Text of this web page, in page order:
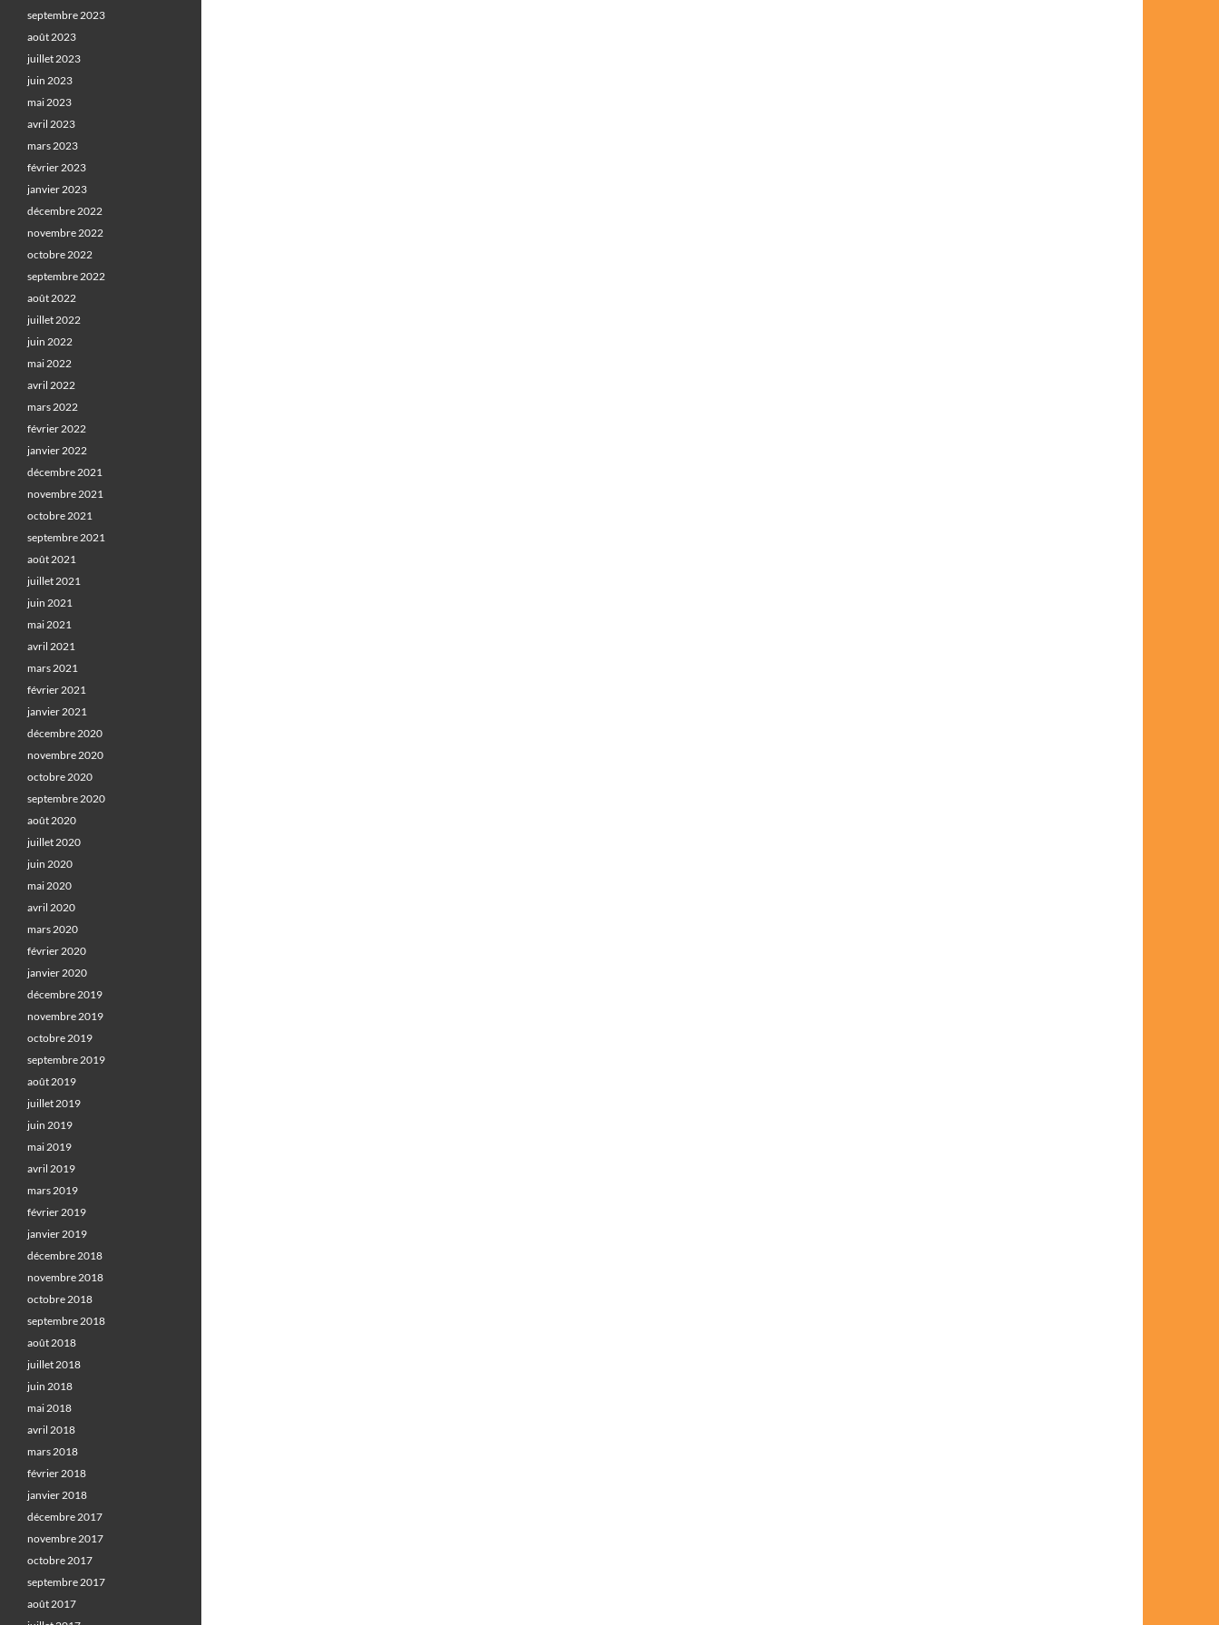
septembre 2023
août 2023
juillet 2023
juin 2023
mai 2023
avril 2023
mars 2023
février 2023
janvier 2023
décembre 2022
novembre 2022
octobre 2022
septembre 2022
août 2022
juillet 2022
juin 2022
mai 2022
avril 2022
mars 2022
février 2022
janvier 2022
décembre 2021
novembre 2021
octobre 2021
septembre 2021
août 2021
juillet 2021
juin 2021
mai 2021
avril 2021
mars 2021
février 2021
janvier 2021
décembre 2020
novembre 2020
octobre 2020
septembre 2020
août 2020
juillet 2020
juin 2020
mai 2020
avril 2020
mars 2020
février 2020
janvier 2020
décembre 2019
novembre 2019
octobre 2019
septembre 2019
août 2019
juillet 2019
juin 2019
mai 2019
avril 2019
mars 2019
février 2019
janvier 2019
décembre 2018
novembre 2018
octobre 2018
septembre 2018
août 2018
juillet 2018
juin 2018
mai 2018
avril 2018
mars 2018
février 2018
janvier 2018
décembre 2017
novembre 2017
octobre 2017
septembre 2017
août 2017